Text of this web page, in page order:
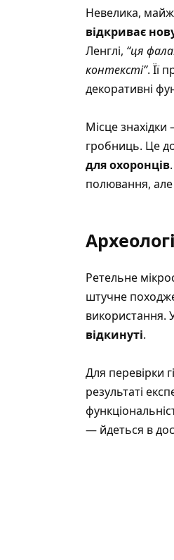
Невелика,
відкриває
Ленглі, “ця
контексті”. Її
декоративні
Місце
гробниць. Це
для охоронців
полювання,
Ретельне
штучне
використання.
відкинуті.
Для перевірки
результаті
— йдеться в